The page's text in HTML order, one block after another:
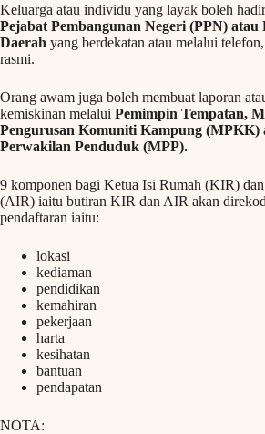
Keluarga atau individu yang layak boleh
Pejabat Pembangunan Negeri (PPN) atau
Daerah yang berdekatan atau melalui
rasmi.
Orang awam juga boleh membuat laporan
kemiskinan melalui Pemimpin Tempatan,
Pengurusan Komuniti Kampung (MPKK)
Perwakilan Penduduk (MPP).
9 komponen bagi Ketua Isi Rumah (KIR)
(AIR) iaitu butiran KIR dan AIR akan
pendaftaran iaitu:
lokasi
kediaman
pendidikan
kemahiran
pekerjaan
harta
kesihatan
bantuan
pendapatan
NOTA: